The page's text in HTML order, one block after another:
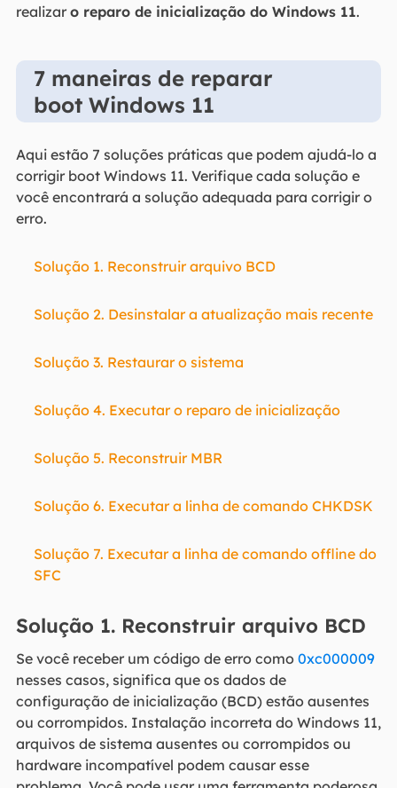
realizar o reparo de inicialização do Windows 11.
7 maneiras de reparar
boot Windows 11
Aqui estão 7 soluções práticas que podem ajudá-lo a
corrigir boot Windows 11. Verifique cada solução e
você encontrará a solução adequada para corrigir o
erro.
Solução 1. Reconstruir arquivo BCD
Solução 2. Desinstalar a atualização mais recente
Solução 3. Restaurar o sistema
Solução 4. Executar o reparo de inicialização
Solução 5. Reconstruir MBR
Solução 6. Executar a linha de comando CHKDSK
Solução 7. Executar a linha de comando offline do
SFC
Solução 1. Reconstruir arquivo BCD
Se você receber um código de erro como 0xc000009
nesses casos, significa que os dados de
configuração de inicialização (BCD) estão ausentes
ou corrompidos. Instalação incorreta do Windows 11,
arquivos de sistema ausentes ou corrompidos ou
hardware incompatível podem causar esse